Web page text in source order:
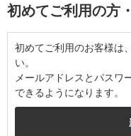
初めてご利用の方
初めてご利用のお客様は
い。
メールアドレスとパスワ
できるようになります。